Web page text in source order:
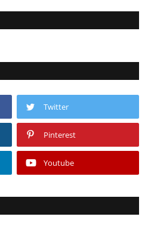
Twitter
Pinterest
Youtube